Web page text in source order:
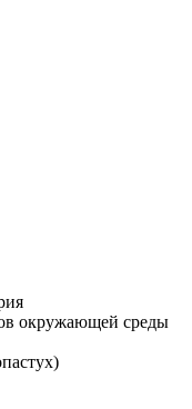
окружающей среды